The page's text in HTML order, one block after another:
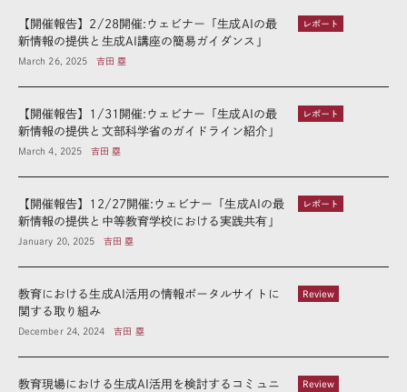
レポート
【開催報告】2/28開催:ウェビナー「生成AIの最
新情報の提供と生成AI講座の簡易ガイダンス」
March 26, 2025 吉田 塁
レポート
【開催報告】1/31開催:ウェビナー「生成AIの最
新情報の提供と文部科学省のガイドライン紹介」
March 4, 2025 吉田 塁
レポート
【開催報告】12/27開催:ウェビナー「生成AIの最
新情報の提供と中等教育学校における実践共有」
January 20, 2025 吉田 塁
Review
教育における生成AI活用の情報ポータルサイトに
関する取り組み
December 24, 2024 吉田 塁
Review
教育現場における生成AI活用を検討するコミュニ